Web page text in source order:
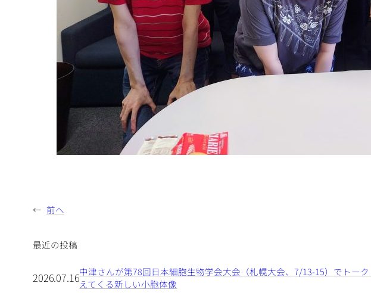
← 前へ
最近の投稿
2026.07.16中津さんが第78回日本細胞生物学会大会（札幌大会、7/13-15）でト
えてくる新しい小胞体像